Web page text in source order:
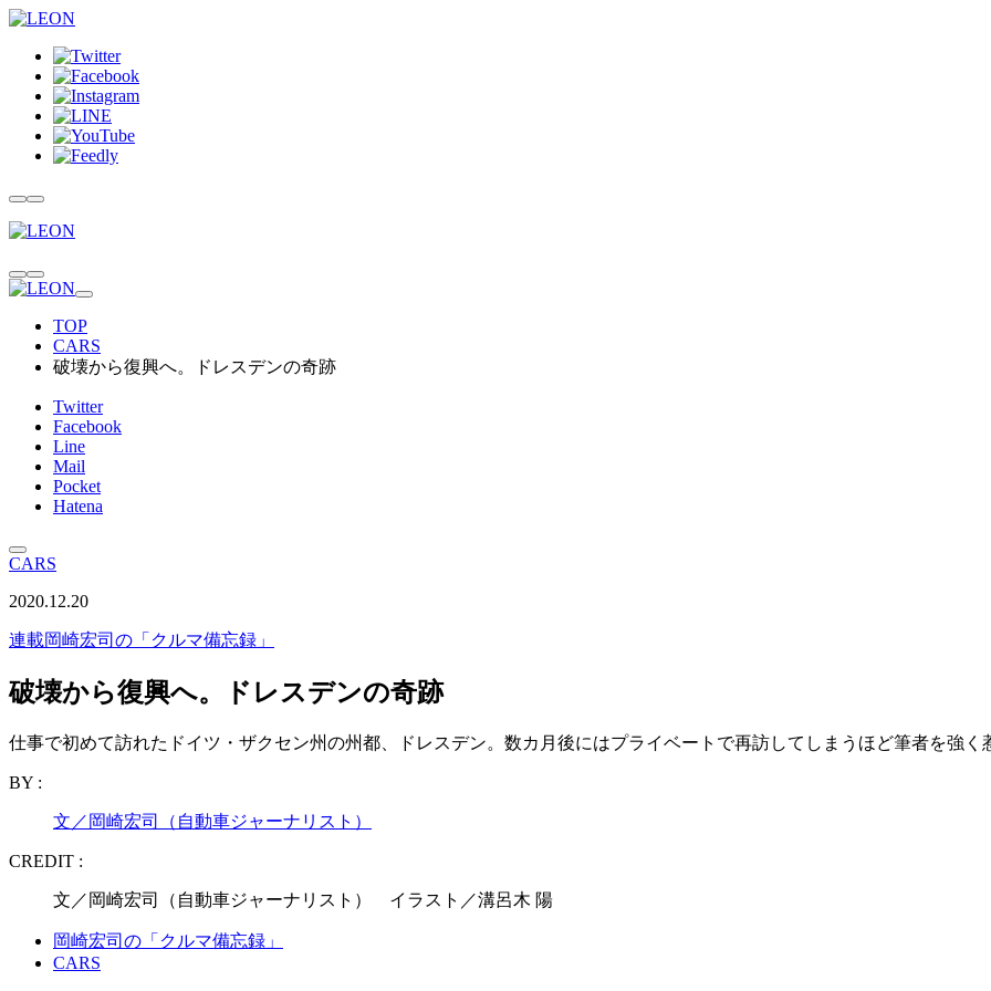
TOP
CARS
破壊から復興へ。ドレスデンの奇跡
Twitter
Facebook
Line
Mail
Pocket
Hatena
CARS
2020.12.20
連載岡崎宏司の「クルマ備忘録」
破壊から復興へ。ドレスデンの奇跡
仕事で初めて訪れたドイツ・ザクセン州の州都、ドレスデン。数カ月後にはプライベートで再訪してしまうほど筆者を強く
BY :
文／岡崎宏司（自動車ジャーナリスト）
CREDIT :
文／岡崎宏司（自動車ジャーナリスト） イラスト／溝呂木 陽
岡崎宏司の「クルマ備忘録」
CARS